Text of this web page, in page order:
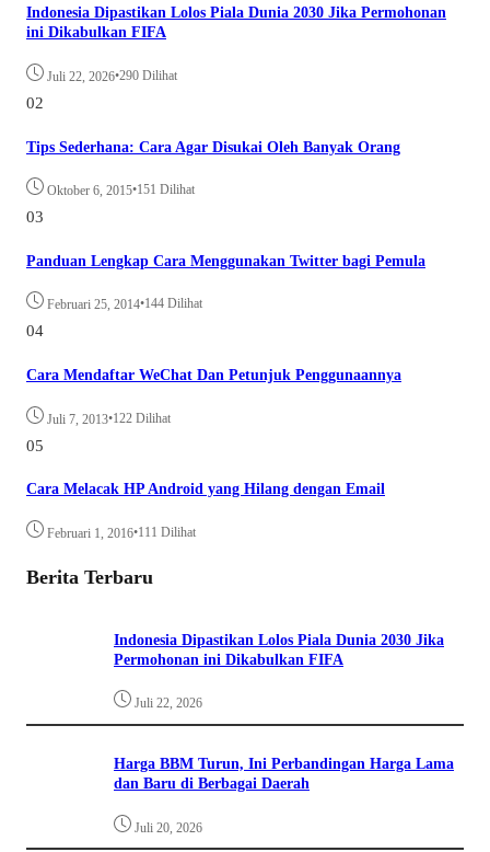
Indonesia Dipastikan Lolos Piala Dunia 2030 Jika Permohonan
ini Dikabulkan FIFA
Juli 22, 2026•290 Dilihat
02
Tips Sederhana: Cara Agar Disukai Oleh Banyak Orang
Oktober 6, 2015•151 Dilihat
03
Panduan Lengkap Cara Menggunakan Twitter bagi Pemula
Februari 25, 2014•144 Dilihat
04
Cara Mendaftar WeChat Dan Petunjuk Penggunaannya
Juli 7, 2013•122 Dilihat
05
Cara Melacak HP Android yang Hilang dengan Email
Februari 1, 2016•111 Dilihat
Berita Terbaru
Indonesia Dipastikan Lolos Piala Dunia 2030 Jika
Permohonan ini Dikabulkan FIFA
Juli 22, 2026
Harga BBM Turun, Ini Perbandingan Harga Lama
dan Baru di Berbagai Daerah
Juli 20, 2026